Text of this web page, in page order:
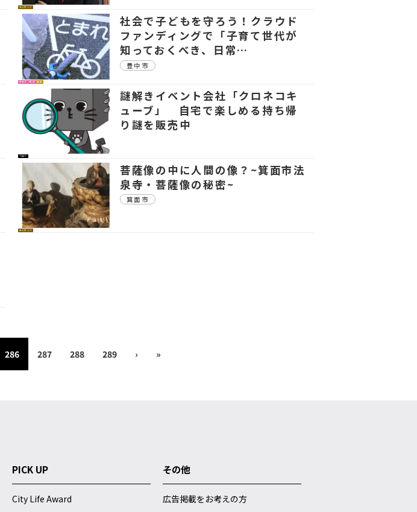
カルチャー
子育て・教育 社会
社会で子どもを守ろう！クラウド
ファンディングで「子育て世代が
知っておくべき、日常…
豊中市
ブログ
謎解きイベント会社「クロネコキ
ューブ」 自宅で楽しめる持ち帰
り謎を販売中
カルチャー
菩薩像の中に人間の像？~箕面市法
泉寺・菩薩像の秘密~
箕面市
286 287 288 289 › »
PICK UP
City Life Award
その他
広告掲載をお考えの方